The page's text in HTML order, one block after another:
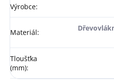
Výrobce:
Materiál:
Tloušťka
(mm):